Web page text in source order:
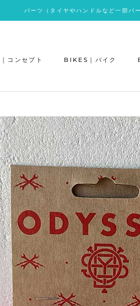
パーツ（タイヤやハンドルなど一部パ
コンセプト BIKES｜バイク